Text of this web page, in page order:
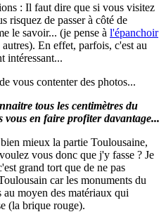
: Il faut dire que si vous visitez
risquez de passer à côté de
le savoir... (je pense à l'épanchoir
En effet, parfois, c'est au
intéressant...
vous contenter des photos...
tous les centimètres du
vous en faire profiter davantage...
mieux la partie Toulousaine,
vous donc que j'y fasse ? Je
grand tort que de ne pas
car les monuments du
au moyen des matériaux qui
(la brique rouge).